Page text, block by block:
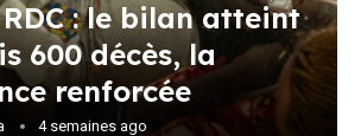
: le bilan atteint
600 décès, la
renforcée
4 semaines ago